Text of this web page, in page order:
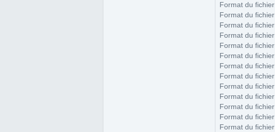
Format du fichier
Format du fichier
Format du fichier
Format du fichier
Format du fichier
Format du fichier
Format du fichier
Format du fichier
Format du fichier
Format du fichier
Format du fichier
Format du fichier
Format du fichier